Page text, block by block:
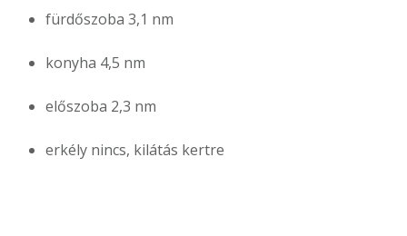
fürdőszoba 3,1 nm
konyha 4,5 nm
előszoba 2,3 nm
erkély nincs, kilátás kertre